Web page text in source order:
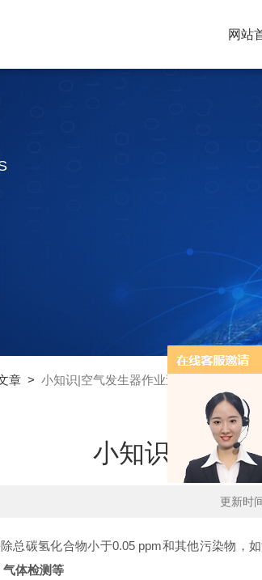
网站
章 >小知识|空气发生器作业过程中的注意事项
小知识|空气
更新时
总碳氢化合物小于0.05 ppm和其他污染物，
体检测等